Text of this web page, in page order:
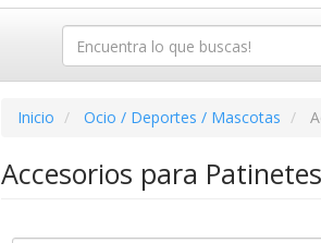
Inicio Ocio / Deportes / Mascotas
Accesorios para Patinetes